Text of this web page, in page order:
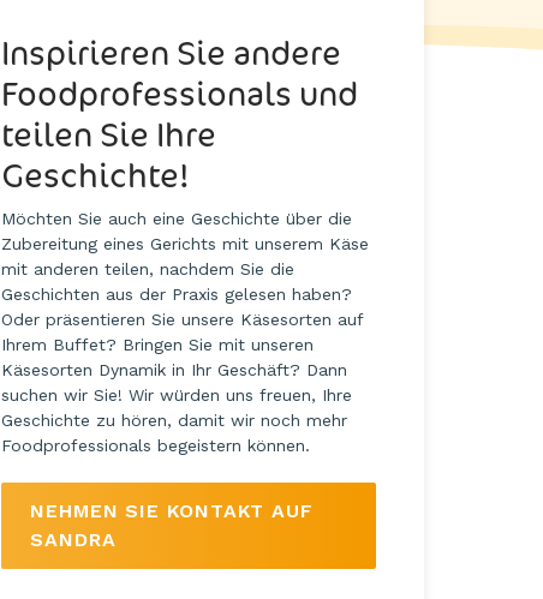
Inspirieren Sie andere
Foodprofessionals und
teilen Sie Ihre
Geschichte!
Möchten Sie auch eine Geschichte über die
Zubereitung eines Gerichts mit unserem Käse
mit anderen teilen, nachdem Sie die
Geschichten aus der Praxis gelesen haben?
Oder präsentieren Sie unsere Käsesorten auf
Ihrem Buffet? Bringen Sie mit unseren
Käsesorten Dynamik in Ihr Geschäft? Dann
suchen wir Sie! Wir würden uns freuen, Ihre
Geschichte zu hören, damit wir noch mehr
Foodprofessionals begeistern können.
NEHMEN SIE KONTAKT AUF
SANDRA